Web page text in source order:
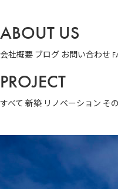
ABOUT US
会社概要 ブログ お問い合わせ
PROJECT
すべて 新築 リノベーション そ